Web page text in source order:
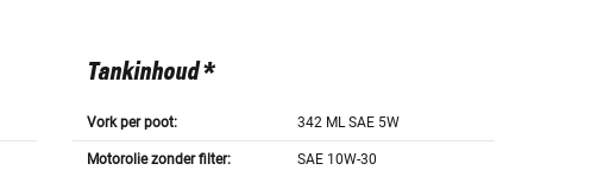
Tankinhoud *
Vork per poot: 342 ML SAE 5W
Motorolie zonder filter: SAE 10W-30